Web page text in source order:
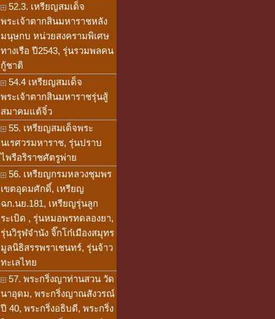
52.3. เหรียญสมเด็จ
พระเจ้าตากสินมหาราชหลัง
มนุษกบ หน่วยสงครามพิเศษ
ทางเรือ ปี2543, รุ่นรวมพลคน
กู้ชาติ
54.4 เหรียญสมเด็จ
พระเจ้าตากสินมหาราชรุ่นสู้
สมาคมแต้จิ๋ว
55. เหรียญสมเด็จพระ
นเรศวรมหาราช, รุ่นปราบ
ไพรีอริราชศัตรูพ่าย
56. เหรียญกรมหลวงชุมพร
เขตอุดมศักดิ์, เหรียญ
ฉก.นย.181, เหรียญรุ่นลูก
ระเบิด , รุ่นหมอพรทดลองยา,
รุ่นวิรุฬจำนัง จิ๊กโก๋เมืองสมุทร
มูลนิธิสรรพราเชนทร์, รุ่นจ้าว
ทะเลไทย
57. พระกริ่งญาท่านสวน วัด
นาอุดม, พระกริ่งญาณสังวรณ์
ปี 40, พระกริ่งอธิบดี, พระกริ่ง